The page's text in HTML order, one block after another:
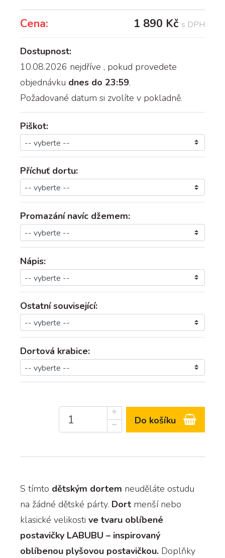
Cena: 1 890 Kč s DPH
Dostupnost:
10.08.2026 nejdříve , pokud provedete
objednávku dnes do 23:59.
Požadované datum si zvolíte v pokladně.
Piškot:
Příchuť dortu:
Promazání navíc džemem:
Nápis:
Ostatní související:
Dortová krabice:
Do košíku
S tímto dětským dortem neuděláte ostudu
na žádné dětské párty. Dort menší nebo
klasické velikosti ve tvaru oblíbené
postavičky LABUBU – inspirovaný
oblíbenou plyšovou postavičkou. Doplňky